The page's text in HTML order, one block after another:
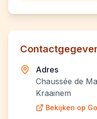
Adres
Chaussée de
Kraainem
Bekijken op